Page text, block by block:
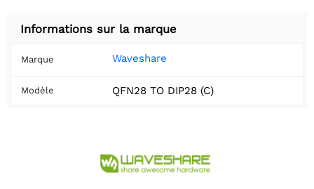
Informations sur la marque
Marque Waveshare
Modèle QFN28 TO DIP28 (C)